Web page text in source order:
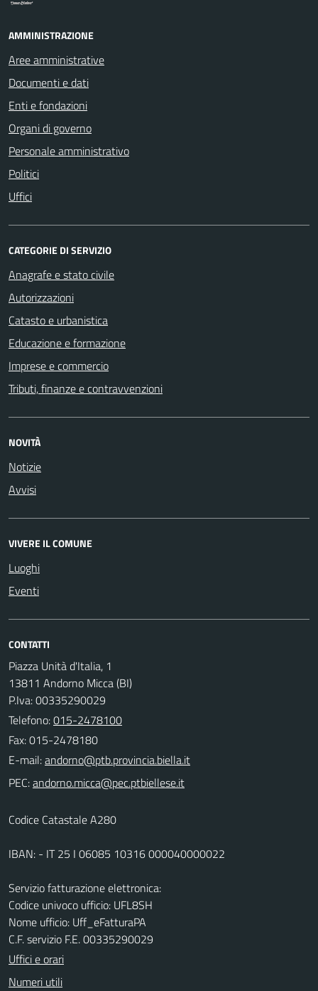
AMMINISTRAZIONE
Aree amministrative
Documenti e dati
Enti e fondazioni
Organi di governo
Personale amministrativo
Politici
Uffici
CATEGORIE DI SERVIZIO
Anagrafe e stato civile
Autorizzazioni
Catasto e urbanistica
Educazione e formazione
Imprese e commercio
Tributi, finanze e contravvenzioni
NOVITÀ
Notizie
Avvisi
VIVERE IL COMUNE
Luoghi
Eventi
CONTATTI
Piazza Unità d'Italia, 1
13811 Andorno Micca (BI)
P.Iva: 00335290029
Telefono:015-2478100
Fax: 015-2478180
E-mail:
PEC:
Codice Catastale A280
IBAN: - IT 25 I 06085 10316 000040000022
Servizio fatturazione elettronica:
Codice univoco ufficio: UFL8SH
Nome ufficio: Uff_eFatturaPA
C.F. servizio F.E. 00335290029
Uffici e orari
Numeri utili